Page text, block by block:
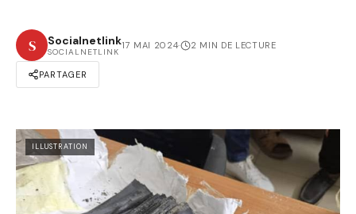
S Socialnetlink
SOCIALNETLINK
17 MAI 2024· 2 MIN DE LECTURE
PARTAGER
ILLUSTRATION